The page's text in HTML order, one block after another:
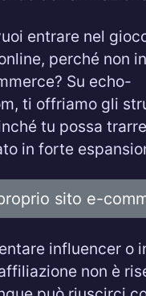
entrare nel
perché non
Su echo-
ti offriamo gli
tu possa
in forte
sito e-
influencer o
non è